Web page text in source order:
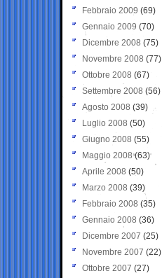
Febbraio 2009 (69)
Gennaio 2009 (70)
Dicembre 2008 (75)
Novembre 2008 (77)
Ottobre 2008 (67)
Settembre 2008 (56)
Agosto 2008 (39)
Luglio 2008 (50)
Giugno 2008 (55)
Maggio 2008(63)
Aprile 2008 (50)
Marzo 2008 (39)
Febbraio 2008 (35)
Gennaio 2008 (36)
Dicembre 2007 (25)
Novembre 2007 (22)
Ottobre 2007 (27)